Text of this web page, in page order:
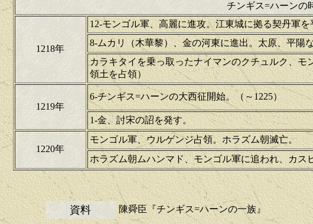
チンギス=ハーンの
1218年
12-モンゴル軍、高麗に進攻。江東城に拠る契丹軍を
8-ムカリ（木華黎）、金の河東に進出。太原、平陽な
カラキタイを乗っ取ったナイマンのクチュルク、
領土を占領）
1219年
6-チンギス=ハーンの大西征開始。（～1225）
1-金、討宋の詔を発す。
1220年
モンゴル軍、ウルゲンジ占領。ホラズム朝滅亡。
ホラズム朝ムハンマド、モンゴル軍に追われ、カス
資料 陳舜臣『チンギス=ハーンの一族』